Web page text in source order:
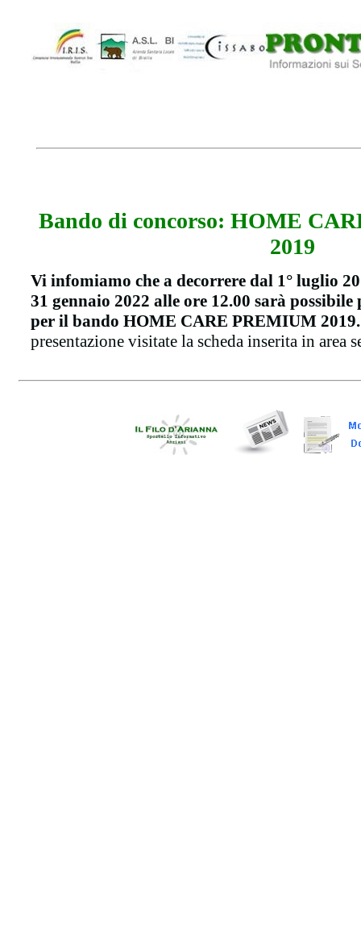
Bando di concorso: HOME
2019
Vi infomiamo che a decorrere dal 1° luglio
31 gennaio 2022 alle ore 12.00 sarà
per il bando HOME CARE PREMIUM
presentazione visitate la scheda inserita in area